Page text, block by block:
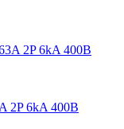
2P 6kA 400В